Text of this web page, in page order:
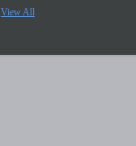
View All